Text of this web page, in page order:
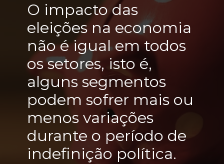
O impacto das
eleições na economia
não é igual em todos
os setores, isto é,
alguns segmentos
podem sofrer mais ou
menos variações
durante o período de
indefinição política.